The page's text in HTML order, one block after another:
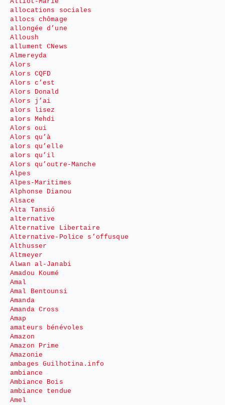
allocations sociales
allocs chômage
allongée d’une
Alloush
allument CNews
Almereyda
Alors
Alors CQFD
Alors c’est
Alors Donald
Alors j’ai
alors lisez
alors Mehdi
Alors oui
Alors qu’à
alors qu’elle
alors qu’il
Alors qu’outre-Manche
Alpes
Alpes-Maritimes
Alphonse Dianou
Alsace
Alta Tansió
alternative
Alternative Libertaire
Alternative-Police s’offusque
Althusser
Altmeyer
Alwan al-Janabi
Amadou Koumé
Amal
Amal Bentounsi
Amanda
Amanda Cross
Amap
amateurs bénévoles
Amazon
Amazon Prime
Amazonie
ambages Guilhotina.info
ambiance
Ambiance Bois
ambiance tendue
Amel